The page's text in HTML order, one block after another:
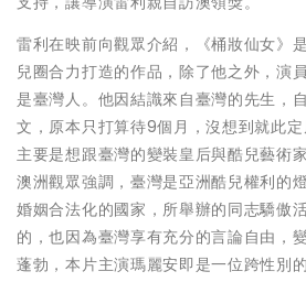
雷利在映前向觀眾介紹，《桶妝仙女》
兒圈合力打造的作品，除了他之外，演
是臺灣人。他因結識來自臺灣的先生，
文，原本只打算待9個月，沒想到就此
主要是想跟臺灣的變裝皇后與酷兒藝術
澳洲觀眾強調，臺灣是亞洲酷兒權利的
婚姻合法化的國家，所舉辦的同志驕傲
的，也因為臺灣享有充分的言論自由，
蓬勃，本片主演瑪麗安即是一位跨性別的